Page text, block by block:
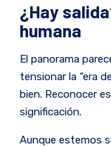
¿Hay
humana
El panorama
tensionar la “era
bien. Reconocer
significación.
Aunque estemos